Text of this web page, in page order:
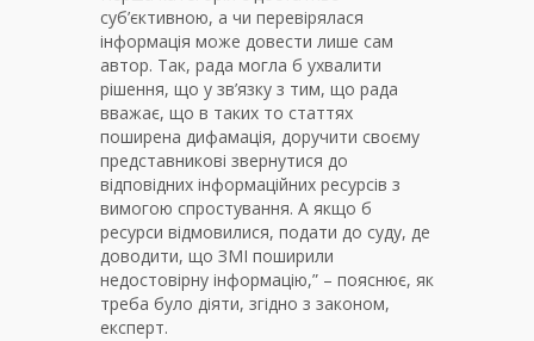
суб’єктивною, а чи перевірялася
інформація може довести лише сам
автор. Так, рада могла б ухвалити
рішення, що у зв’язку з тим, що рада
вважає, що в таких то статтях
поширена дифамація, доручити своєму
представникові звернутися до
відповідних інформаційних ресурсів з
вимогою спростування. А якщо б
ресурси відмовилися, подати до суду, де
доводити, що ЗМІ поширили
недостовірну інформацію,” – пояснює, як
треба було діяти, згідно з законом,
експерт.